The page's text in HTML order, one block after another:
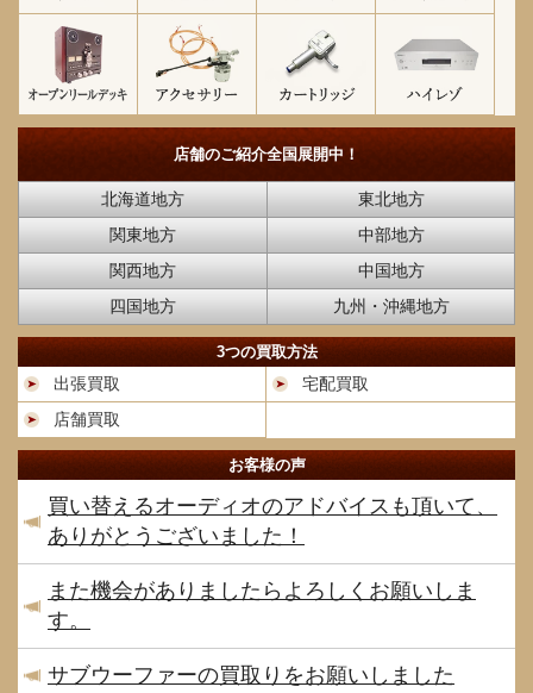
店舗のご紹介全国展開中！
北海道地方
東北地方
関東地方
中部地方
関西地方
中国地方
四国地方
九州・沖縄地方
3つの買取方法
出張買取
宅配買取
店舗買取
お客様の声
買い替えるオーディオのアドバイスも頂いて、
ありがとうございました！
また機会がありましたらよろしくお願いしま
す。
サブウーファーの買取りをお願いしました